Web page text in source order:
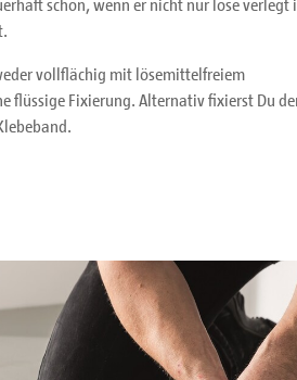
vollflächig mit lösemittelfreiem
flüssige Fixierung. Alternativ fixierst Du